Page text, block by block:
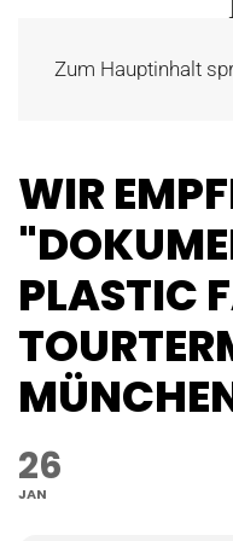
Zum Hauptinhalt
WIR
PLASTIC
26
JAN